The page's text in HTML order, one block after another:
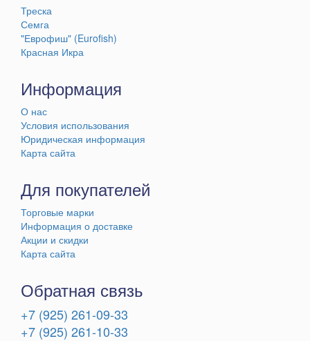
Треска
Семга
"Еврофиш" (Eurofish)
Красная Икра
Информация
О нас
Условия использования
Юридическая информация
Карта сайта
Для покупателей
Торговые марки
Информация о доставке
Акции и скидки
Карта сайта
Обратная связь
+7 (925) 261-09-33
+7 (925) 261-10-33